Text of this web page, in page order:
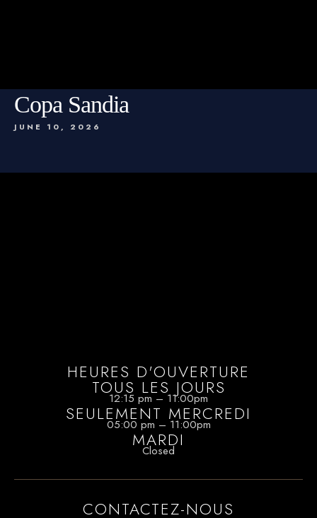
Copa Sandia
JUNE 10, 2026
HEURES D'OUVERTURE
TOUS LES JOURS
12:15 pm – 11:00pm
SEULEMENT MERCREDI
05:00 pm – 11:00pm
MARDI
Closed
CONTACTEZ-NOUS